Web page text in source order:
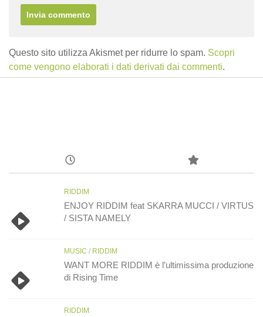
Questo sito utilizza Akismet per ridurre lo spam. Scopri
come vengono elaborati i dati derivati dai commenti.
RIDDIM
ENJOY RIDDIM feat SKARRA MUCCI / VIRTUS
/ SISTA NAMELY
MUSIC / RIDDIM
WANT MORE RIDDIM è l’ultimissima produzione
di Rising Time
RIDDIM